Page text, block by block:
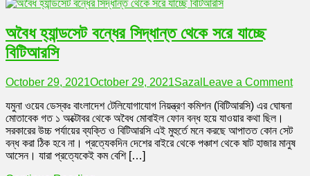
অবৈধ হ্যান্ডসেট বন্ধের সিদ্ধান্ত থেকে সরে যাচ্ছে
বিটিআরসি
October 29, 2021October 29, 2021Sazal Leave a Commenton
থেকে
যমুনা ওয়েব ডেস্কঃ বাংলাদেশ টেলিযোগাযোগ নিয়ন্ত্রণ কমিশন (বিটিআরসি) এর ঘোষনা
মোতাবেক গত ১ অক্টোবর থেকে অবৈধ মোবাইল ফোন বন্ধ হয়ে যাওয়ার কথা ছিল।
সরকারের উচ্চ পর্যায়ের ব্যক্তি ও বিটিআরসি এই মুহুর্তে মনে করছে আপাতত কোন সেট
বন্ধ করা ঠিক হবে না। প্রত্যেকদিন দেশের বাইরে থেকে পঞ্চাশ থেকে ষাট হাজার মানুষ
আসেন। যারা প্রত্যেকেই কম বেশি […]